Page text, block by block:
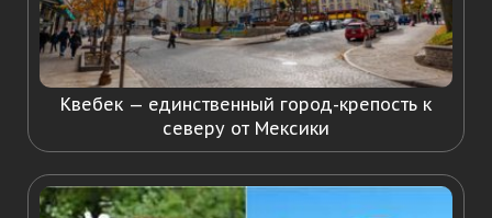
Квебек — единственный город-крепость к
северу от Мексики